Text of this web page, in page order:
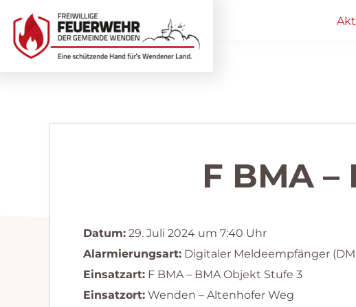
Hauptnavigation
springen
Inhalt
springen
F BMA –
Datum: 29. Juli 2024 um 7:40 Uhr
Alarmierungsart: Digitaler Meldeempfänger
Einsatzart: F BMA – BMA Objekt Stufe 3
Einsatzort: Wenden – Altenhofer Weg